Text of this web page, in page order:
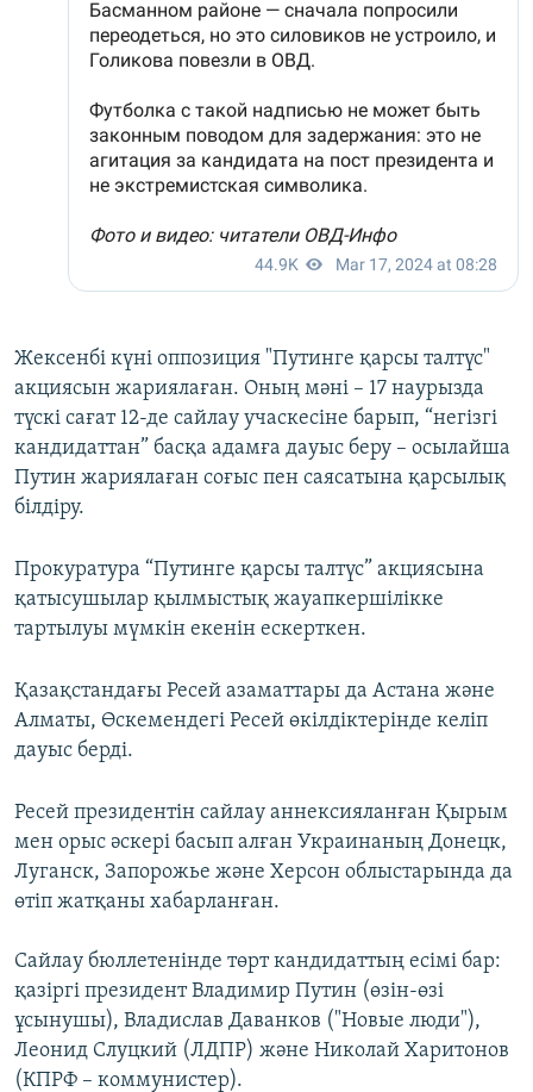
Жексенбі күні оппозиция "Путинге қарсы талтүс"
акциясын жариялаған. Оның мәні – 17 наурызда
түскі сағат 12-де сайлау учаскесіне барып, “негізгі
кандидаттан” басқа адамға дауыс беру – осылайша
Путин жариялаған соғыс пен саясатына қарсылық
білдіру.
Прокуратура “Путинге қарсы талтүс” акциясына
қатысушылар қылмыстық жауапкершілікке
тартылуы мүмкін екенін ескерткен.
Қазақстандағы Ресей азаматтары да Астана және
Алматы, Өскемендегі Ресей өкілдіктерінде келіп
дауыс берді.
Ресей президентін сайлау аннексияланған Қырым
мен орыс әскері басып алған Украинаның Донецк,
Луганск, Запорожье және Херсон облыстарында да
өтіп жатқаны хабарланған.
Сайлау бюллетенінде төрт кандидаттың есімі бар:
қазіргі президент Владимир Путин (өзін-өзі
ұсынушы), Владислав Даванков ("Новые люди"),
Леонид Слуцкий (ЛДПР) және Николай Харитонов
(КПРФ – коммунистер).